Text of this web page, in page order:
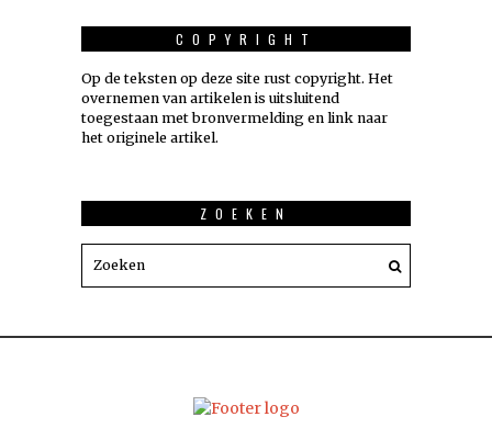
COPYRIGHT
Op de teksten op deze site rust copyright. Het
overnemen van artikelen is uitsluitend
toegestaan met bronvermelding en link naar
het originele artikel.
ZOEKEN